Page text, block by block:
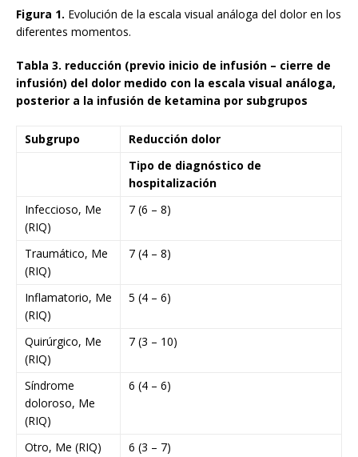
Figura 1. Evolución de la escala visual análoga del dolor en los
diferentes momentos.
Tabla 3. reducción (previo inicio de infusión – cierre de
infusión) del dolor medido con la escala visual análoga,
posterior a la infusión de ketamina por subgrupos
Subgrupo
Reducción dolor
Tipo de diagnóstico de
hospitalización
Infeccioso, Me
(RIQ)
7 (6 – 8)
Traumático, Me
(RIQ)
7 (4 – 8)
Inflamatorio, Me
(RIQ)
5 (4 – 6)
Quirúrgico, Me
(RIQ)
7 (3 – 10)
Síndrome
doloroso, Me
(RIQ)
6 (4 – 6)
Otro, Me (RIQ)
6 (3 – 7)